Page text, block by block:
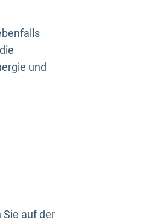
und
auf der